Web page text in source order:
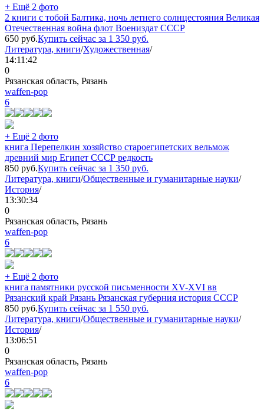
+ Ещё 2 фото
2 книги с тобой Балтика, ночь летнего солнцестояния Великая
Отечественная война флот Воениздат СССР
650 руб.Купить сейчас за 1 350 руб.
Литература, книги/Художественная/
14:11:42
0
Рязанская область, Рязань
waffen-pop
6
+ Ещё 2 фото
книга Перепелкин хозяйство староегипетских вельмож
древний мир Египет СССР редкость
850 руб.Купить сейчас за 1 350 руб.
Литература, книги/Общественные и гуманитарные науки/
История/
13:30:34
0
Рязанская область, Рязань
waffen-pop
6
+ Ещё 2 фото
книга памятники русской письменности XV-XVI вв
Рязанский край Рязань Рязанская губерния история СССР
850 руб.Купить сейчас за 1 550 руб.
Литература, книги/Общественные и гуманитарные науки/
История/
13:06:51
0
Рязанская область, Рязань
waffen-pop
6